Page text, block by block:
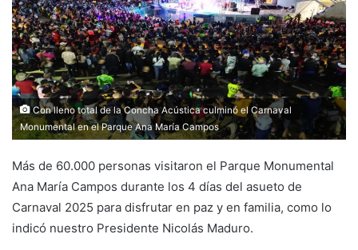
Con lleno total de la Concha Acústica culminó el Carnaval
Monumental en el Parque Ana María Campos
Más de 60.000 personas visitaron el Parque Monumental
Ana María Campos durante los 4 días del asueto de
Carnaval 2025 para disfrutar en paz y en familia, como lo
indicó nuestro Presidente Nicolás Maduro.